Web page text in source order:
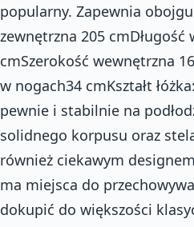
popularny. Zapewnia
zewnętrzna 205
cmSzerokość wewnętrzna
w nogach34 cmKształt
pewnie i stabilnie na
solidnego korpusu oraz
również ciekawym
ma miejsca do
dokupić do większości